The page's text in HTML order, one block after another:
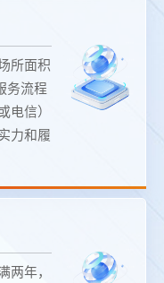
所面积
务流程
信）
力和履
年，